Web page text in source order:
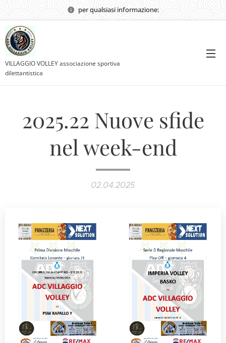
per qualsiasi informazione:
VILLAGGIO VOLLEY associazione sportiva
dilettantistica
2025.22 Nuove sfide
nel week-end
02.04.2025